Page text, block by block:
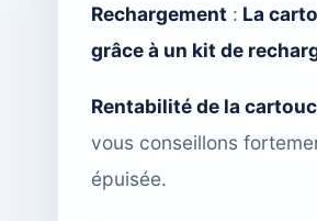
Rechargement : La
grâce à un kit de
Rentabilité de la
vous conseillons
épuisée.